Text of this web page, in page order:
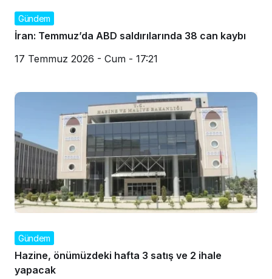
Gündem
İran: Temmuz’da ABD saldırılarında 38 can kaybı
17 Temmuz 2026 - Cum - 17:21
Gündem
Hazine, önümüzdeki hafta 3 satış ve 2 ihale
yapacak